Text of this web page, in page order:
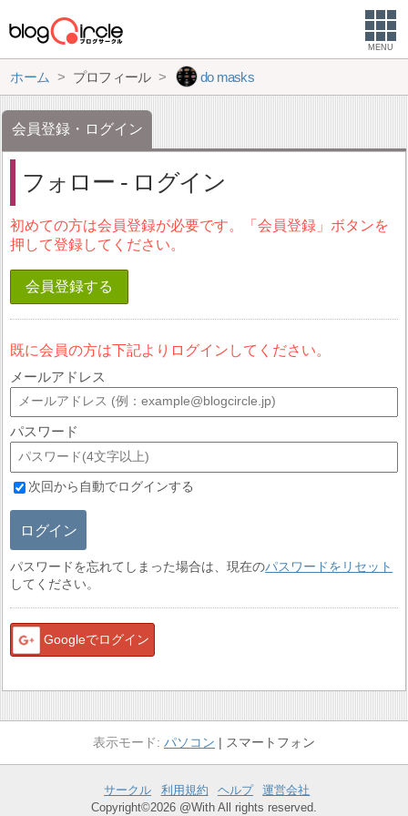
MENU
ホーム プロフィール do masks
会員登録・ログイン
フォロー - ログイン
初めての方は会員登録が必要です。「会員登録」ボタンを
押して登録してください。
会員登録する
既に会員の方は下記よりログインしてください。
メールアドレス
パスワード
次回から自動でログインする
ログイン
パスワードを忘れてしまった場合は、現在のパスワードをリセット
してください。
Googleでログイン
パソコン スマートフォン
サークル 利用規約 ヘルプ
運営会社
Copyright©2026 @With All rights reserved.